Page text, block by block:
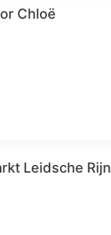
Chloë
Leidsche Rijn